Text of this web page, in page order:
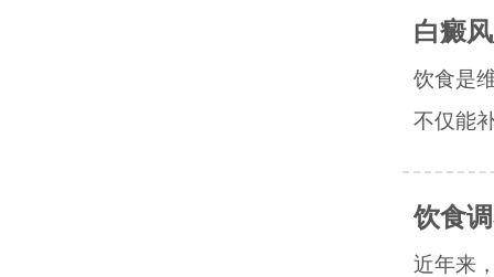
白癜
饮食是
不仅能
饮食
近年来